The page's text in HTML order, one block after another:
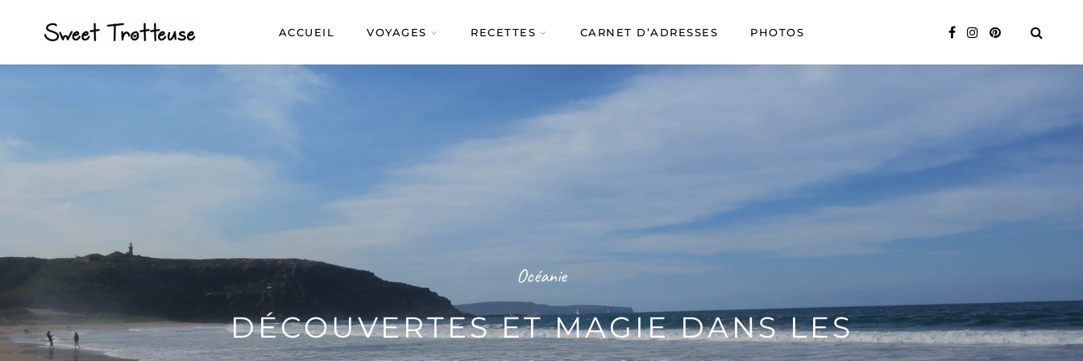
ACCUEIL VOYAGES RECETTES CARNET D’ADRESSES PHOTOS
Océanie
DÉCOUVERTES ET MAGIE DANS LES